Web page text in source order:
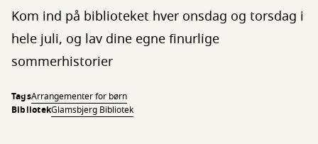
Kom ind på biblioteket hver onsdag og torsdag i
hele juli, og lav dine egne finurlige
sommerhistorier
TagsArrangementer for børn
BibliotekGlamsbjerg Bibliotek